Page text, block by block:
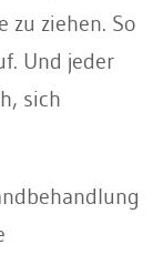
zu ziehen. So
Und jeder
sich